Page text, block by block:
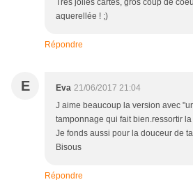
Très jolies cartes, gros coup de
aquerellée ! ;)
Répondre
E Eva 21/06/2017 21:04
J aime beaucoup la version avec
tamponnage qui fait bien.ressortir
Je fonds aussi pour la douceur de
Bisous
Répondre